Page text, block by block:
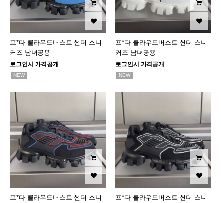
프*다 클라우드버스트 썬더 스니
커즈 남녀공용
로그인시 가격공개
NEW
프*다 클라우드버스트 썬더 스니
커즈 남녀공용
로그인시 가격공개
NEW
프*다 클라우드버스트 썬더 스니
프*다 클라우드버스트 썬더 스니